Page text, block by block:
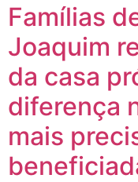
Famílias
Joaquim
da casa
diferença
mais